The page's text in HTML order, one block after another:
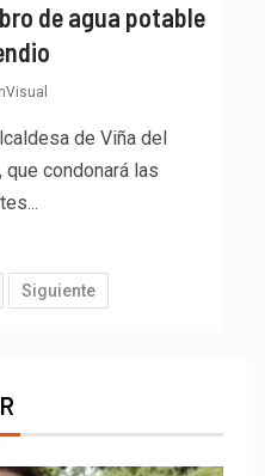
de agua potable
de Viña del
que condonará las
Siguiente